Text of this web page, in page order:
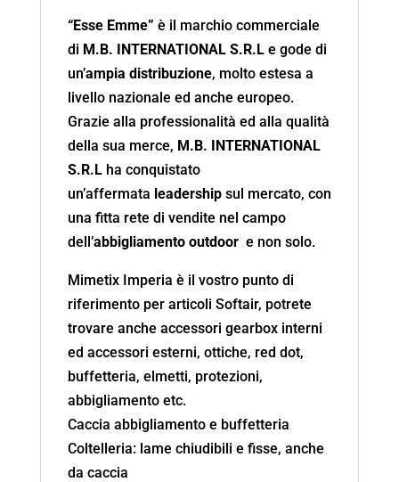
“Esse Emme” è il marchio commerciale
di M.B. INTERNATIONAL S.R.Le gode di
un’ampia distribuzione, molto estesa a
livello nazionale ed anche europeo.
Grazie alla professionalità ed alla qualità
della sua merce, M.B. INTERNATIONAL
S.R.Lha conquistato
un’affermata leadership sul mercato, con
una fitta rete di vendite nel campo
dell’abbigliamento outdoor e non solo.
Mimetix Imperia è il vostro punto di
riferimento per articoli Softair, potrete
trovare anche accessori gearbox interni
ed accessori esterni, ottiche, red dot,
buffetteria, elmetti, protezioni,
abbigliamento etc.
Caccia abbigliamento e buffetteria
Coltelleria: lame chiudibili e fisse, anche
da caccia